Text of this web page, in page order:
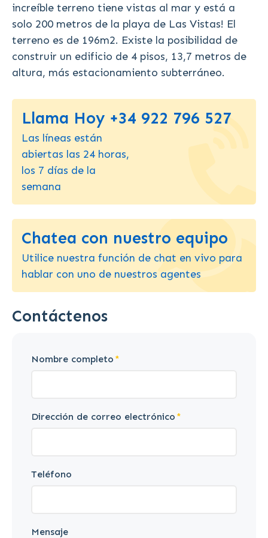
increíble terreno tiene vistas al mar y está a
solo 200 metros de la playa de Las Vistas! El
terreno es de 196m2. Existe la posibilidad de
construir un edificio de 4 pisos, 13,7 metros de
altura, más estacionamiento subterráneo.
Llama Hoy +34 922 796 527
Las líneas están
abiertas las 24 horas,
los 7 días de la
semana
Chatea con nuestro equipo
Utilice nuestra función de chat en vivo para
hablar con uno de nuestros agentes
Contáctenos
Nombre completo
Dirección de correo electrónico
Teléfono
Mensaje